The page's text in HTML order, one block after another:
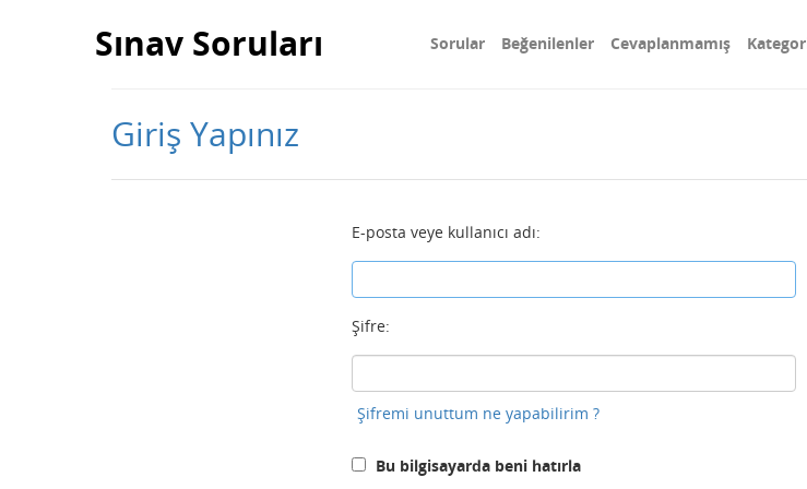
Sınav Soruları Sorular Beğenilenler Cevaplanmamış
Giriş Yapınız
E-posta veye kullanıcı adı:
Şifre:
Şifremi unuttum ne yapabilirim ?
Bu bilgisayarda beni hatırla